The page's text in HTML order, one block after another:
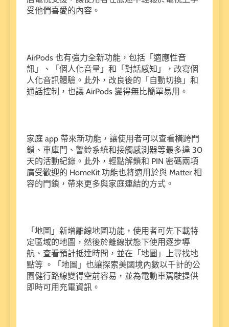
受他們喜愛的內容。
AirPods 也有強力全新功能，包括「適應性音
訊」、「個人化音量」和「對話感知」，改寫個
人化音訊體驗。此外，改良後的「自動切換」和
通話控制，也讓 AirPods 變得無比簡單易用。
家庭 app 帶來新功能，讓使用者可以查看橫跨門
鎖、車庫門、警鈴系統和接觸感測器等最多達 30
天的活動紀錄。此外，輕點解鎖和 PIN 密碼兩項
廣受歡迎的 HomeKit 功能也將適用於與 Matter 相
容的門鎖，帶來更多與家庭連結的方式。
「地圖」新增離線地圖功能，使用者可先下載特
定區域的地圖，然後於離線狀態下使用逐步導
航、查看預計抵達時間，並在「地圖」上尋找地
點等 。「地圖」也讓探索美國境內數以千計的公
園健行路線變得空前容易，並為電動車駕駛提供
即時可用充電資訊。